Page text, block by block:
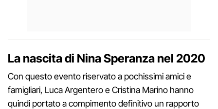
La nascita di Nina Speranza nel 2020
Con questo evento riservato a pochissimi amici e
famigliari, Luca Argentero e Cristina Marino hanno
quindi portato a compimento definitivo un rapporto